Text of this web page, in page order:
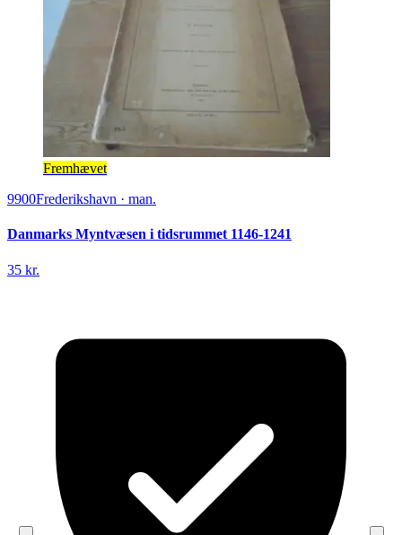
Fremhævet
9900Frederikshavn · man.
Danmarks Myntvæsen i tidsrummet 1146-1241
35 kr.